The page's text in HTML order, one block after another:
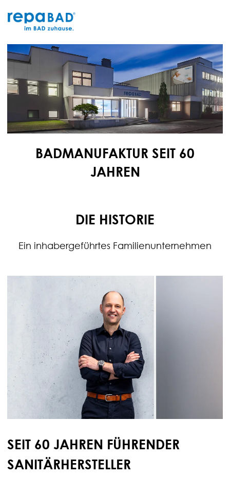
Inhalt
springen
BADMANUFAKTUR SEIT 60
JAHREN
DIE HISTORIE
Ein inhabergeführtes Familienunternehmen
SEIT 60 JAHREN FÜHRENDER
SANITÄRHERSTELLER